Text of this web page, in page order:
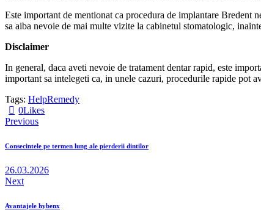
Este important de mentionat ca procedura de implantare Bredent
sa aiba nevoie de mai multe vizite la cabinetul stomatologic,
Disclaimer
In general, daca aveti nevoie de tratament dentar rapid, este
important sa intelegeti ca, in unele cazuri, procedurile rapide pot
Tags: HelpRemedy
0Likes
Previous
Consecintele pe termen lung ale pierderii dintilor
26.03.2026
Next
Avantajele hybenx